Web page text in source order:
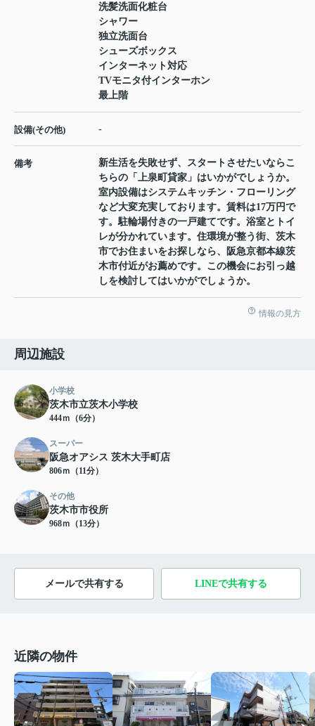
洗髪洗面化粧台
シャワー
独立洗面台
シューズボックス
インターネット対応
TVモニタ付インターホン
最上階
設備(その他) -
備考
新生活を失敗せず、スタートさせたいならこ
ちらの「上泉町貸家」はいかがでしょうか。
室内設備はシステムキッチン・フローリング
など大変充実しております。賃料は17万円で
す。駐輪場付きの一戸建てです。浴室とトイ
レが分かれています。住環境が整う街、茨木
市でお住まいをお探しなら、阪急京都本線茨
木市付近がお薦めです。この機会にお引っ越
しを検討してはいかがでしょうか。
情報の見方
周辺施設
小学校
茨木市立茨木小学校
444ｍ（6分）
スーパー
阪急オアシス 茨木大手町店
806ｍ（11分）
その他
茨木市市役所
968ｍ（13分）
メールで共有する LINEで共有する
近隣の物件